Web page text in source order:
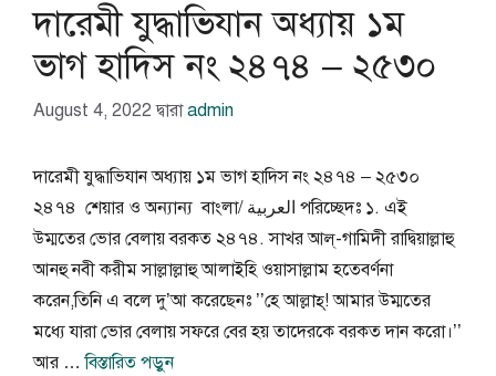
দারেমী যুদ্ধাভিযান অধ্যায় ১ম
ভাগ হাদিস নং ২৪৭৪ – ২৫৩০
August 4, 2022 দ্বারাadmin
দারেমী যুদ্ধাভিযান অধ্যায় ১ম ভাগ হাদিস নং ২৪৭৪ – ২৫৩০
২৪৭৪ শেয়ার ও অন্যান্য বাংলা/ العربية পরিচ্ছেদঃ ১. এই
উম্মতের ভোর বেলায় বরকত ২৪৭৪. সাখর আল্-গামিদী রাদ্বিয়াল্লাহু
আনহু নবী করীম সাল্লাল্লাহু আলাইহি ওয়াসাল্লাম হতেবর্ণনা
করেন,তিনি এ বলে দু’আ করেছেনঃ ’’হে আল্লাহ্! আমার উম্মতের
মধ্যে যারা ভোর বেলায় সফরে বের হয় তাদেরকে বরকত দান করো।’’
আর …বিস্তারিত পড়ুন